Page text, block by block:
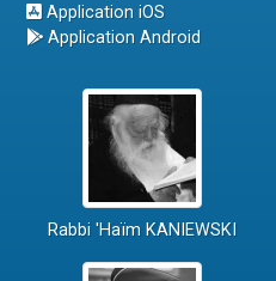
Application iOS
Application Android
Rabbi 'Haïm KANIEWSKI